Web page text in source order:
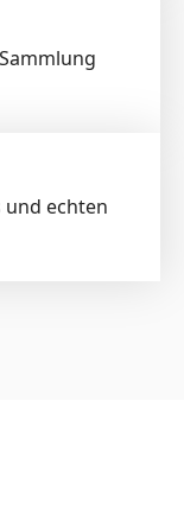
und echten